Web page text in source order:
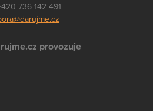
736 142 491
provozuje